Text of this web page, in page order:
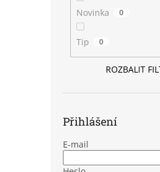
Novinka 0
Tip 0
ROZBALIT
Přihlášení
E-mail